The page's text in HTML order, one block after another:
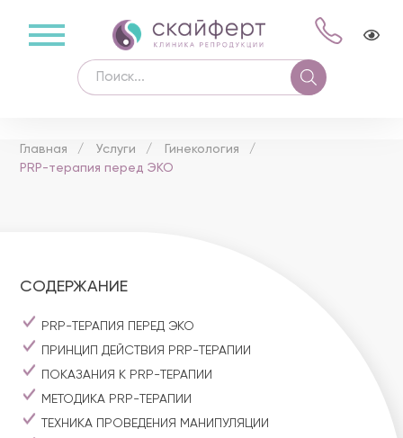
Главная Услуги
Гинекология
PRP-терапия перед ЭКО
СОДЕРЖАНИЕ
PRP-ТЕРАПИЯ ПЕРЕД ЭКО
ПРИНЦИП ДЕЙСТВИЯ PRP-ТЕРАПИИ
ПОКАЗАНИЯ К PRP-ТЕРАПИИ
МЕТОДИКА PRP-ТЕРАПИИ
ТЕХНИКА ПРОВЕДЕНИЯ МАНИПУЛЯЦИИ